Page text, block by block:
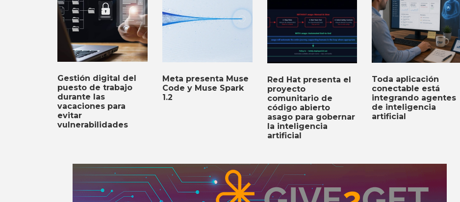
Gestión digital del
puesto de trabajo
durante las
vacaciones para
evitar
vulnerabilidades
Meta presenta Muse
Code y Muse Spark
1.2
Red Hat presenta el
proyecto
comunitario de
código abierto
asago para gobernar
la inteligencia
artificial
Toda aplicación
conectable está
integrando agentes
de inteligencia
artificial